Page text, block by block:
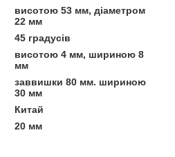
висотою 53 мм, діаметром
22 мм
45 градусів
висотою 4 мм, шириною 8
мм
заввишки 80 мм. шириною
30 мм
Китай
20 мм